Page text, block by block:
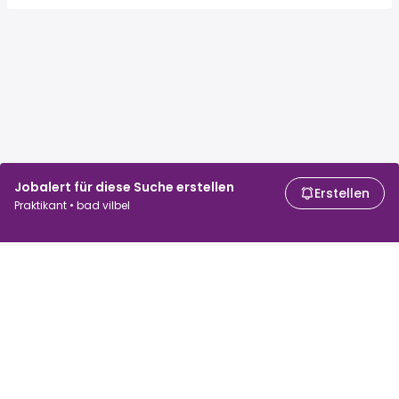
Jobalert für diese Suche erstellen
Praktikant • bad vilbel
Erstellen